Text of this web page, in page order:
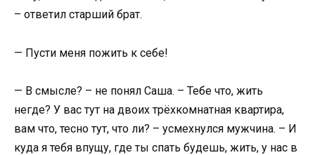
– ответил старший брат.
— Пусти меня пожить к себе!
— В смысле? – не понял Саша. – Тебе что, жить
негде? У вас тут на двоих трёхкомнатная квартира,
вам что, тесно тут, что ли? – усмехнулся мужчина. – И
куда я тебя впущу, где ты спать будешь, жить, у нас в